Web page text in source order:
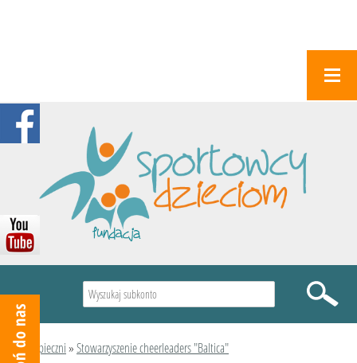
Podopieczni»Stowarzyszenie cheerleaders "Baltica"